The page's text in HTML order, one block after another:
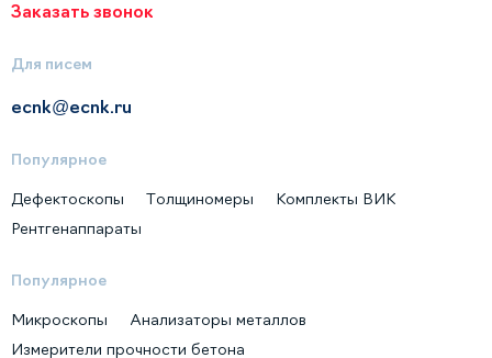
Заказать звонок
Для писем
ecnk@ecnk.ru
Популярное
Дефектоскопы Толщиномеры
Комплекты ВИК
Рентгенаппараты
Популярное
Микроскопы
Анализаторы металлов
Измерители прочности бетона